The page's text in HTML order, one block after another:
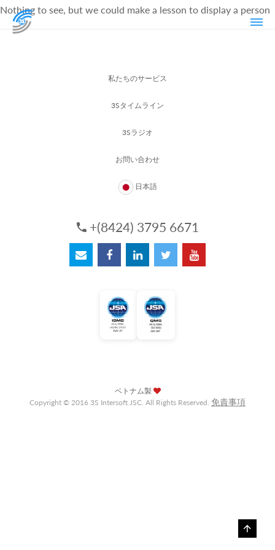
Nothing to see, but we could make a lesson to display a person
私たちのサービス
3Sタイムライン
3Sラジオ
お問い合わせ
日本語
+(8424) 3795 6671
ベトナム製
Copyright © 2016 3S Intersoft JSC. All Rights Reserved. 免責事項